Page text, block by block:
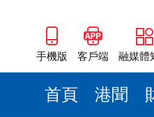
手機版 客戶端 融媒體
首頁 港聞